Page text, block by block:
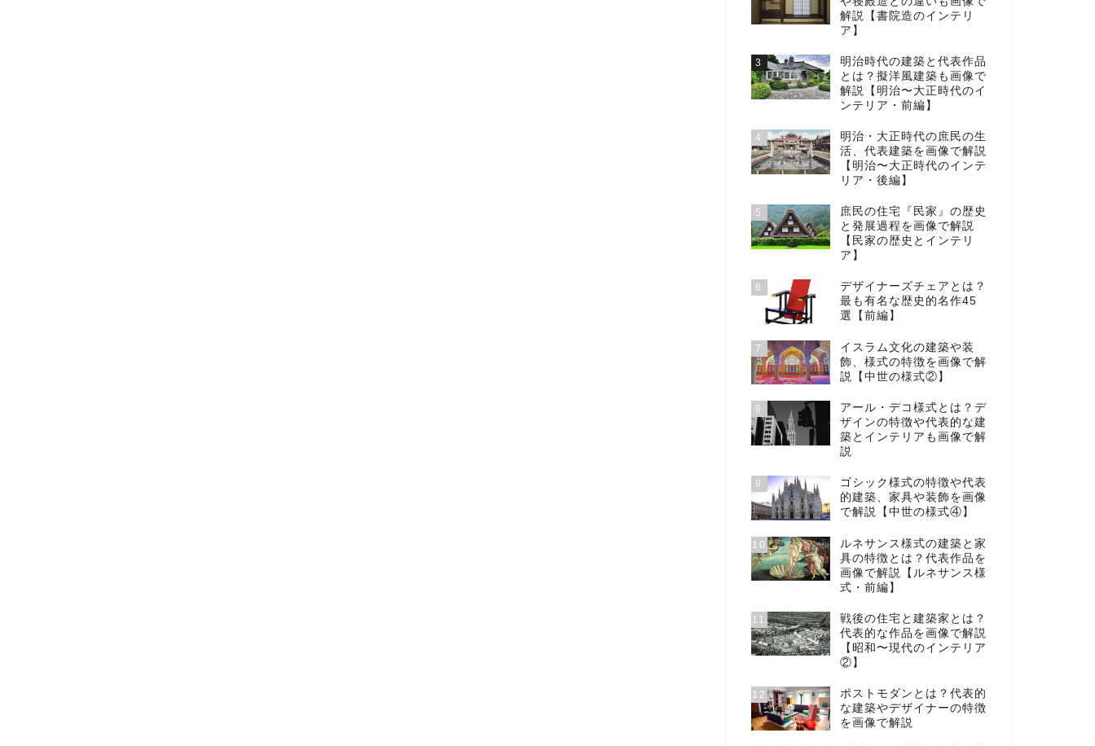
解説【書院造のインテリ
ア】
3
明治時代の建築と代表作品
とは？擬洋風建築も画像で
解説【明治〜大正時代のイ
ンテリア・前編】
4
明治・大正時代の庶民の生
活、代表建築を画像で解説
【明治〜大正時代のインテ
リア・後編】
5
庶民の住宅『民家』の歴史
と発展過程を画像で解説
【民家の歴史とインテリ
ア】
6
デザイナーズチェアとは？
最も有名な歴史的名作45
選【前編】
7
イスラム文化の建築や装
飾、様式の特徴を画像で解
説【中世の様式②】
8
アール・デコ様式とは？デ
ザインの特徴や代表的な建
築とインテリアも画像で解
説
9
ゴシック様式の特徴や代表
的建築、家具や装飾を画像
で解説【中世の様式④】
10
ルネサンス様式の建築と家
具の特徴とは？代表作品を
画像で解説【ルネサンス様
式・前編】
11
戦後の住宅と建築家とは？
代表的な作品を画像で解説
【昭和〜現代のインテリア
②】
12
ポストモダンとは？代表的
な建築やデザイナーの特徴
を画像で解説